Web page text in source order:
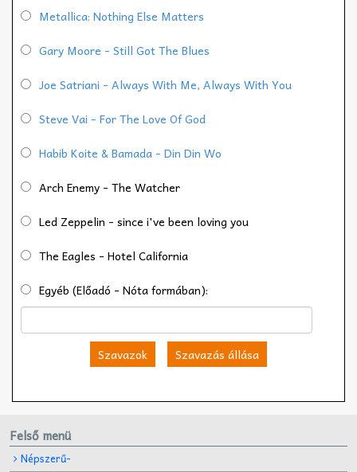
Metallica: Nothing Else Matters
Gary Moore - Still Got The Blues
Joe Satriani - Always With Me, Always With You
Steve Vai - For The Love Of God
Habib Koite & Bamada - Din Din Wo
Arch Enemy - The Watcher
Led Zeppelin - since i've been loving you
The Eagles - Hotel California
Egyéb (Előadó - Nóta formában):
Szavazok Szavazás állása
Felső menü
Népszerű-